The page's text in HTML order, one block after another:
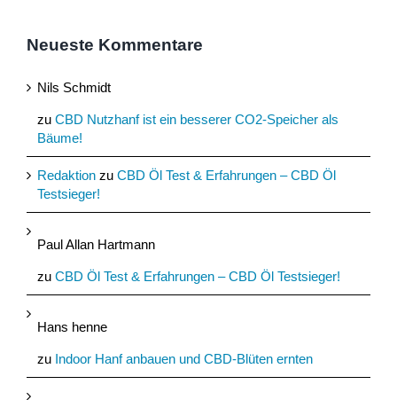
Neueste Kommentare
Nils Schmidt
zu CBD Nutzhanf ist ein besserer CO2-Speicher als
Bäume!
Redaktion zu CBD Öl Test & Erfahrungen – CBD Öl
Testsieger!
Paul Allan Hartmann
zu CBD Öl Test & Erfahrungen – CBD Öl Testsieger!
Hans henne
zu Indoor Hanf anbauen und CBD-Blüten ernten